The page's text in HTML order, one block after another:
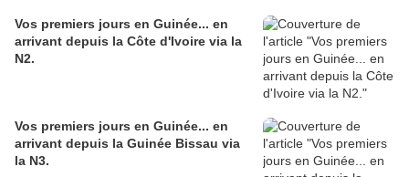
Vos premiers jours en Guinée... en
arrivant depuis la Côte d'Ivoire via la
N2.
Vos premiers jours en Guinée... en
arrivant depuis la Guinée Bissau via
la N3.